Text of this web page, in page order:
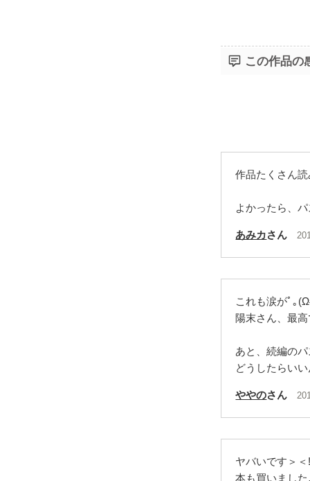
この作品の
作品たくさん
よかったら、
あみカさん
これも涙がﾟ｡
陽末さん、最
あと、続編の
どうしたらい
ややのさん
ヤバいです＞＜
本も買いました